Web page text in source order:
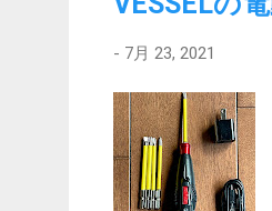
- 7月 23, 2021